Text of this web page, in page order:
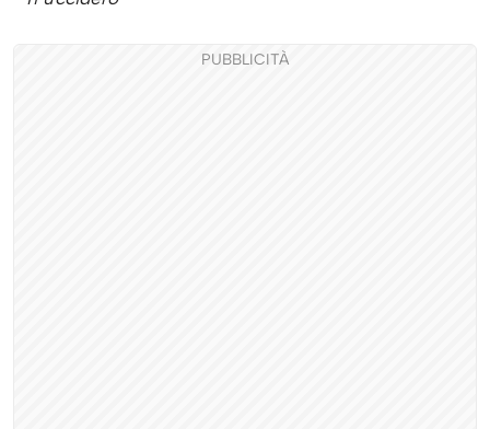
PUBBLICITÀ